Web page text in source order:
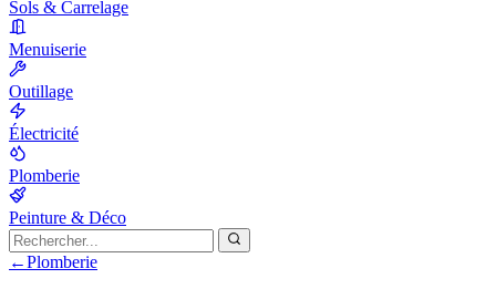
Sols & Carrelage
Menuiserie
Outillage
Électricité
Plomberie
Peinture & Déco
←Plomberie